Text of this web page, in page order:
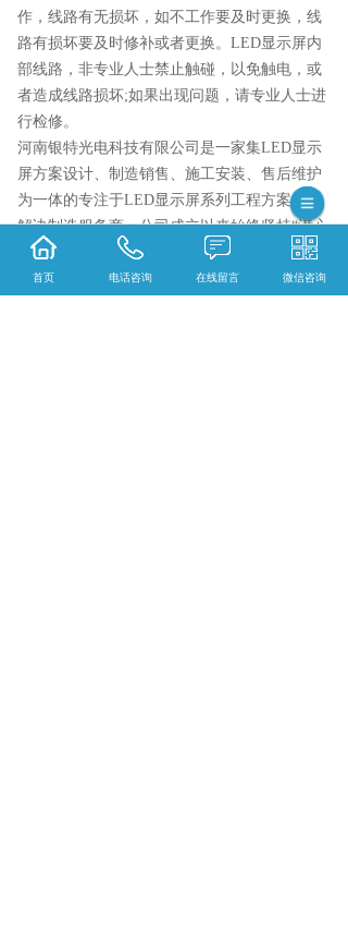
作，线路有无损坏，如不工作要及时更换，线
路有损坏要及时修补或者更换。LED显示屏内
部线路，非专业人士禁止触碰，以免触电，或
者造成线路损坏;如果出现问题，请专业人士进
行检修。
河南银特光电科技有限公司是一家集LED显示
屏方案设计、制造销售、施工安装、售后维护
为一体的专注于LED显示屏系列工程方案专业
解决制造服务商。公司成立以来始终坚持“潜心
为客户创造价值，随时满足客户需求”为目标，
一直勤恳不懈的为客户提供专业的LED屏显系
首页 电话咨询 在线留言 微信咨询